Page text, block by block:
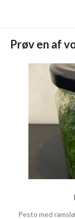
Prøv en af
Pesto med